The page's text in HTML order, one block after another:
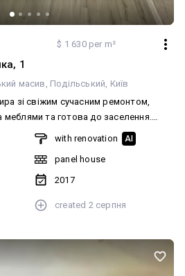
$ 1 630 per m²
1
масив Подільський Київ
зі свіжим сучасним ремонтом,
меблями та готова до заселення.
є можливість облаштувати окрему
квартиру на 2-кімнатну.
with renovation AI
panel house
2017
created 2 серпня